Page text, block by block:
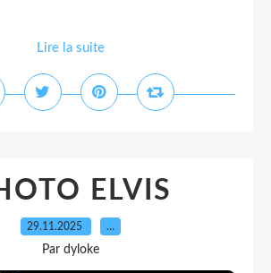
Lire la suite
ELVIS
29.11.2025 …
Par dyloke